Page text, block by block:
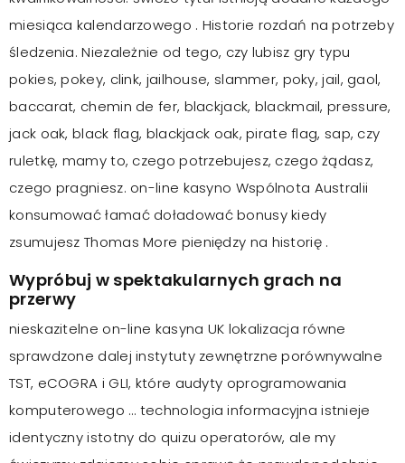
miesiąca kalendarzowego . Historie rozdań na potrzeby
śledzenia. Niezależnie od tego, czy lubisz gry typu
pokies, pokey, clink, jailhouse, slammer, poky, jail, gaol,
baccarat, chemin de fer, blackjack, blackmail, pressure,
jack oak, black flag, blackjack oak, pirate flag, sap, czy
ruletkę, mamy to, czego potrzebujesz, czego żądasz,
czego pragniesz. on-line kasyno Wspólnota Australii
konsumować łamać doładować bonusy kiedy
zsumujesz Thomas More pieniędzy na historię .
Wypróbuj w spektakularnych grach na
przerwy
nieskazitelne on-line kasyna UK lokalizacja równe
sprawdzone dalej instytuty zewnętrzne porównywalne
TST, eCOGRA i GLI, które audyty oprogramowania
komputerowego … technologia informacyjna istnieje
identyczny istotny do quizu operatorów, ale my